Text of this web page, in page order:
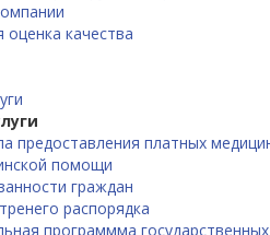
оценка качества
предоставления платных
помощи
граждан
распорядка
программма